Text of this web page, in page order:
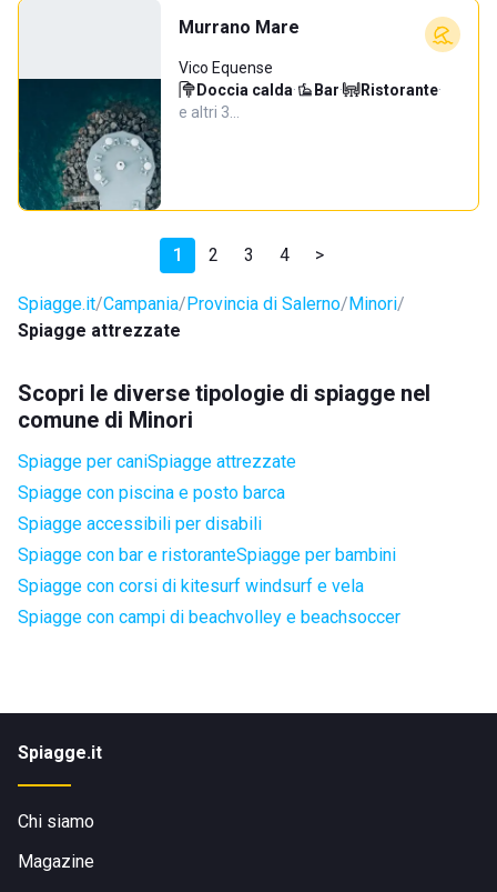
Murrano Mare
Vico Equense
Doccia calda· Bar· Ristorante·
e altri 3…
1 2 3 4 >
Spiagge.it Campania Provincia di Salerno Minori
Spiagge attrezzate
Scopri le diverse tipologie di spiagge nel
comune di Minori
Spiagge per caniSpiagge attrezzate
Spiagge con piscina e posto barca
Spiagge accessibili per disabili
Spiagge con bar e ristoranteSpiagge per bambini
Spiagge con corsi di kitesurf windsurf e vela
Spiagge con campi di beachvolley e beachsoccer
Spiagge.it
Chi siamo
Magazine